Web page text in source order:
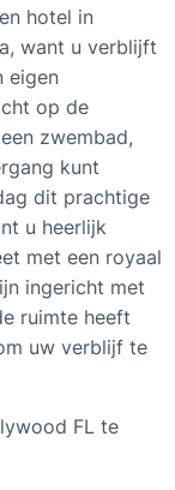
hotel in
want u verblijft
eigen
op de
zwembad,
kunt
dit prachtige
u heerlijk
met een royaal
ingericht met
ruimte heeft
uw verblijf te